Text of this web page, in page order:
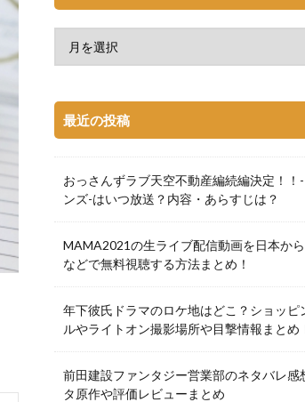
最近の投稿
おっさんずラブ天空不動産編続編決定！！
ンズ-はいつ放送？内容・あらすじは？
MAMA2021の生ライブ配信動画を日本か
などで無料視聴する方法まとめ！
年下彼氏ドラマのロケ地はどこ？ショッピ
ルやライトオン撮影場所や目撃情報まとめ
前田建設ファンタジー営業部のネタバレ感
タ原作や評価レビューまとめ